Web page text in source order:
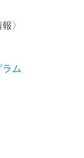
〉
ム